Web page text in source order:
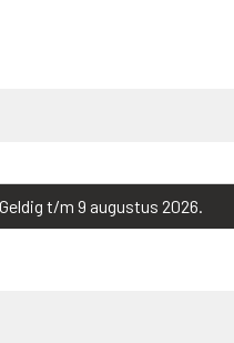
t/m 9 augustus 2026.